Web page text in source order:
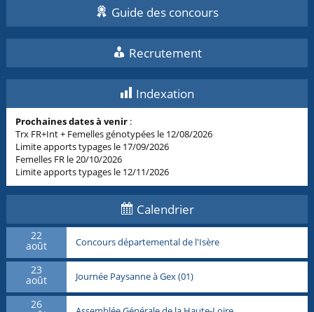
Guide des concours
Recrutement
Indexation
Prochaines dates à venir :
Trx FR+Int + Femelles génotypées le 12/08/2026
Limite apports typages le 17/09/2026
Femelles FR le 20/10/2026
Limite apports typages le 12/11/2026
Calendrier
22
août Concours départemental de l'Isère
23
août Journée Paysanne à Gex (01)
26